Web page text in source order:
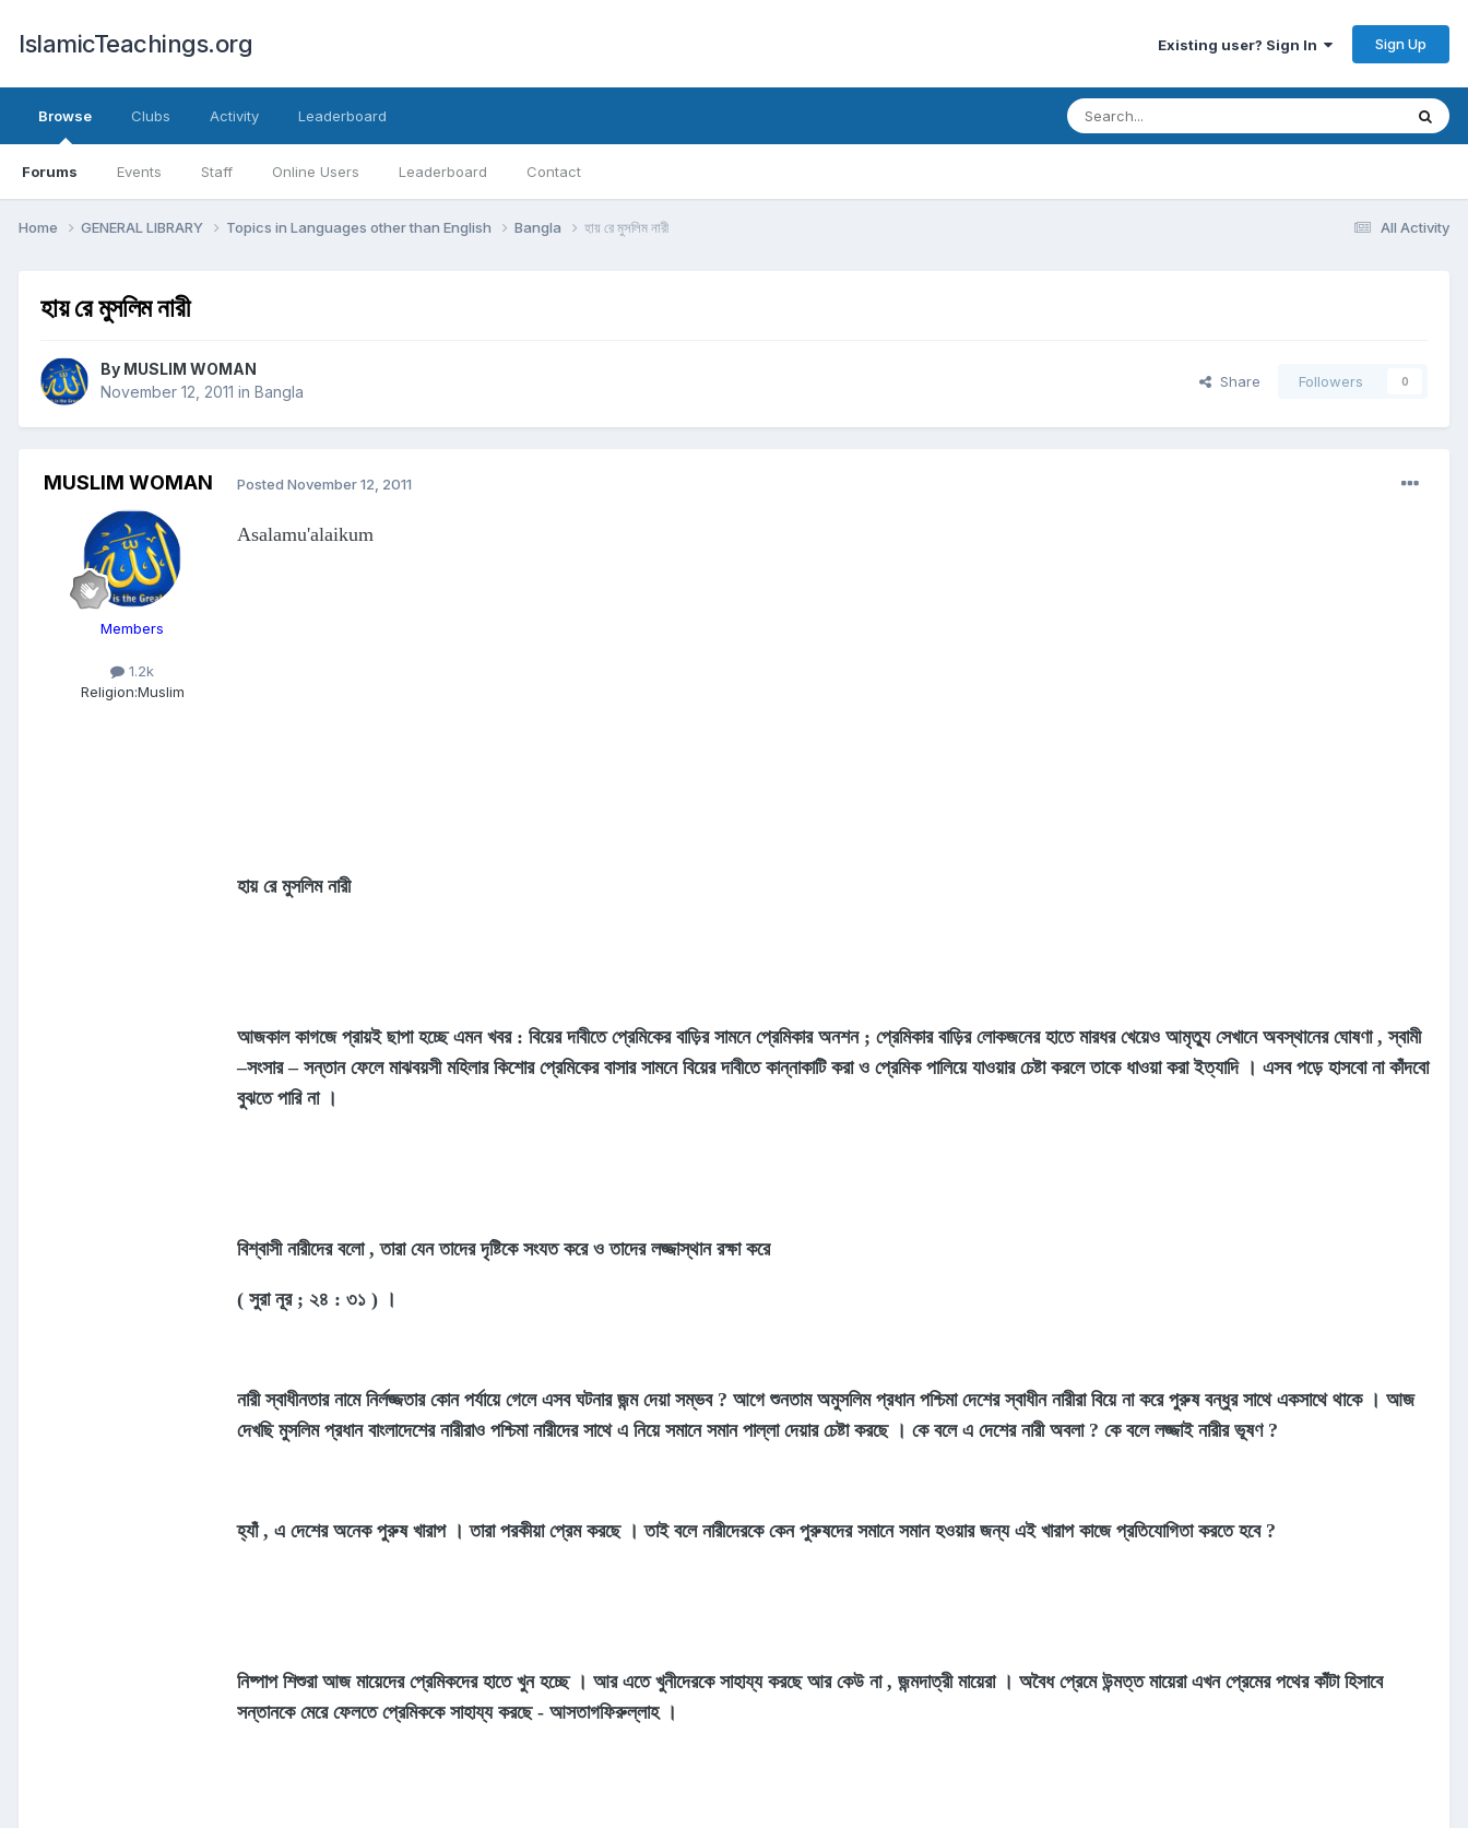
IslamicTeachings.org Existing user? Sign In Sign Up
Browse
Forums Events Staff Online Users Leaderboard Contact
Clubs Activity Leaderboard
All Activity
Home GENERAL LIBRARY Topics in Languages other than English Bangla হায় রে মুসলিম নারী
হায় রে মুসলিম নারী
By MUSLIM WOMAN
November 12, 2011 in Bangla
Share Followers 0
MUSLIM WOMAN
Members
1.2k
Religion:Muslim
Posted November 12, 2011
Asalamu'alaikum
হায় রে মুসলিম নারী
আজকাল কাগজে প্রায়ই ছাপা হচ্ছে এমন খবর : বিয়ের দাবীতে প্রেমিকের বাড়ির সামনে প্রেমিকার অনশন ; প্রেমিকার বাড়ির লোকজনের হাতে মারধর খেয়েও আমৃত্যু সেখানে অবস্থানের ঘোষণা , স্বামী
–সংসার–সন্তান ফেলে মাঝবয়সী মহিলার কিশোর প্রেমিকের বাসার সামনে বিয়ের দাবীতে কান্নাকাটি করা ও প্রেমিক পালিয়ে যাওয়ার চেষ্টা করলে তাকে ধাওয়া করা ইত্যাদি । এসব পড়ে হাসবো না কাঁদবো
বুঝতে পারি না ।
বিশ্বাসী নারীদের বলো , তারা যেন তাদের দৃষ্টিকে সংযত করে ও তাদের লজ্জাস্থান রক্ষা করে
( সুরা নূর ; ২৪ : ৩১ ) ।
নারী স্বাধীনতার নামে নির্লজ্জতার কোন পর্যায়ে গেলে এসব ঘটনার জন্ম দেয়া সম্ভব ? আগে শুনতাম অমুসলিম প্রধান পশ্চিমা দেশের স্বাধীন নারীরা বিয়ে না করে পুরুষ বন্ধুর সাথে একসাথে থাকে । আজ
দেখছি মুসলিম প্রধান বাংলাদেশের নারীরাও পশ্চিমা নারীদের সাথে এ নিয়ে সমানে সমান পাল্লা দেয়ার চেষ্টা করছে । কে বলে এ দেশের নারী অবলা ? কে বলে লজ্জাই নারীর ভূষণ ?
হ্যাঁ , এ দেশের অনেক পুরুষ খারাপ । তারা পরকীয়া প্রেম করছে । তাই বলে নারীদেরকে কেন পুরুষদের সমানে সমান হওয়ার জন্য এই খারাপ কাজে প্রতিযোগিতা করতে হবে ?
নিষ্পাপ শিশুরা আজ মায়েদের প্রেমিকদের হাতে খুন হচ্ছে । আর এতে খুনীদেরকে সাহায্য করছে আর কেউ না , জন্মদাত্রী মায়েরা । অবৈধ প্রেমে উন্মত্ত মায়েরা এখন প্রেমের পথের কাঁটা হিসাবে
সন্তানকে মেরে ফেলতে প্রেমিককে সাহায্য করছে - আসতাগফিরুল্লাহ ।